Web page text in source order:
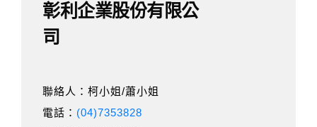
彰利企業股份有限公
司
聯絡人：柯小姐/蕭小姐
電話： (04)7353828